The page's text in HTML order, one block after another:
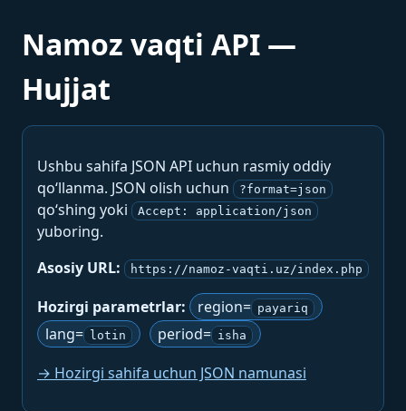
Namoz vaqti API —
Hujjat
Ushbu sahifa JSON API uchun rasmiy oddiy
qo‘llanma. JSON olish uchun
?format=json
qo‘shing yoki Accept: application/json
yuboring.
Asosiy URL:
https://namoz-vaqti.uz/index.php
Hozirgi parametrlar: region= payariq
lang= lotin period= isha
→ Hozirgi sahifa uchun JSON namunasi